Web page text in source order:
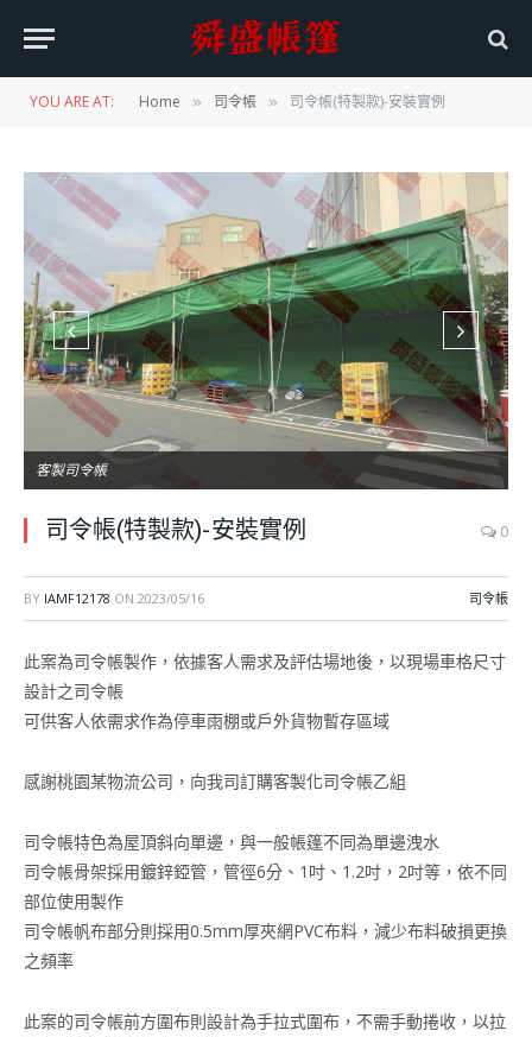
YOU ARE AT: Home » 司令帳 » 司令帳(特製款)-安裝實例
客製司令帳
司令帳(特製款)-安裝實例 0
BY IAMF12178 ON 2023/05/16 司令帳
此案為司令帳製作，依據客人需求及評估場地後，以現場車格尺寸
設計之司令帳
可供客人依需求作為停車雨棚或戶外貨物暫存區域
感謝桃園某物流公司，向我司訂購客製化司令帳乙組
司令帳特色為屋頂斜向單邊，與一般帳篷不同為單邊洩水
司令帳骨架採用鍍鋅錏管，管徑6分、1吋、1.2吋，2吋等，依不同
部位使用製作
司令帳帆布部分則採用0.5mm厚夾網PVC布料，減少布料破損更換
之頻率
此案的司令帳前方圍布則設計為手拉式圍布，不需手動捲收，以拉